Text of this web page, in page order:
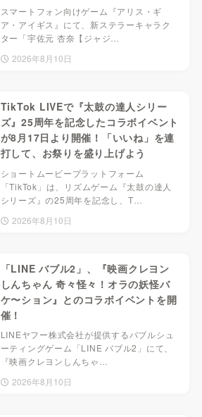
スマートフォン向けゲーム『アリス・ギ
ア・アイギス』にて、新ステラーキャラク
ター「宇佐元 杏奈【ジャジ…
2026年8月10日
TikTok LIVEで『太鼓の達人シリー
ズ』25周年を記念したコラボイベント
が8月17日より開催！「いいね」を連
打して、お祭りを盛り上げよう
ショートムービープラットフォーム
「TikTok」は、リズムゲーム『太鼓の達人
シリーズ』の25周年を記念し、T…
2026年8月10日
「LINE バブル2」、『映画クレヨン
しんちゃん 奇々怪々！オラの妖怪バ
ケ〜ション』とのコラボイベントを開
催！
LINEヤフー株式会社が提供するバブルシュ
ーティングゲーム「LINE バブル2」にて、
『映画クレヨンしんちゃ…
2026年8月10日